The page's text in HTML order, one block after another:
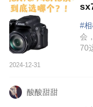
适
#
会
70
2024-12-31
酸酸甜甜